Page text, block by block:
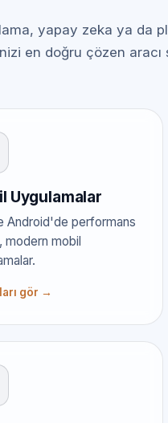
yapay zeka ya da
en doğru çözen
Uygulamalar
Android'de performans
modern mobil
gör →